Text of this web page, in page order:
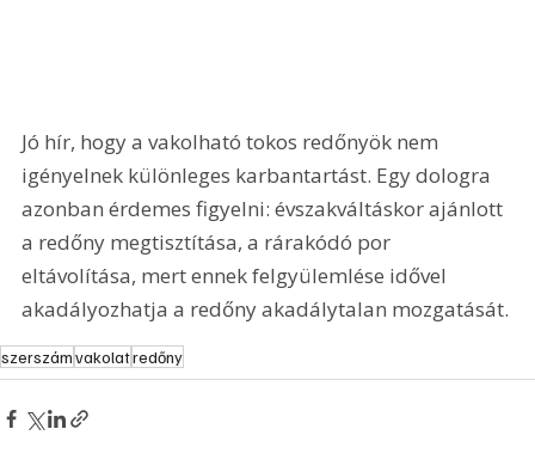
Jó hír, hogy a vakolható tokos redőnyök nem
igényelnek különleges karbantartást. Egy dologra
azonban érdemes figyelni: évszakváltáskor ajánlott
a redőny megtisztítása, a rárakódó por
eltávolítása, mert ennek felgyülemlése idővel
akadályozhatja a redőny akadálytalan mozgatását.
szerszámvakolatredőny